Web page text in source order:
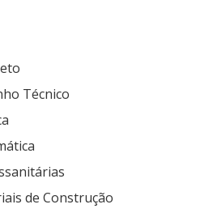
Técnico
de Construção